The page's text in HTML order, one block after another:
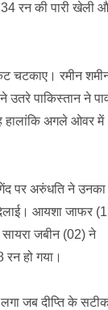
रन की पारी खेली
चटकाए। रमीन
पाकिस्तान ने
हालांकि अगले ओवर में
पर अरुंधति ने उनका
आयशा जाफर
जबीन (02) ने
हो गया।
जब दीप्ति के